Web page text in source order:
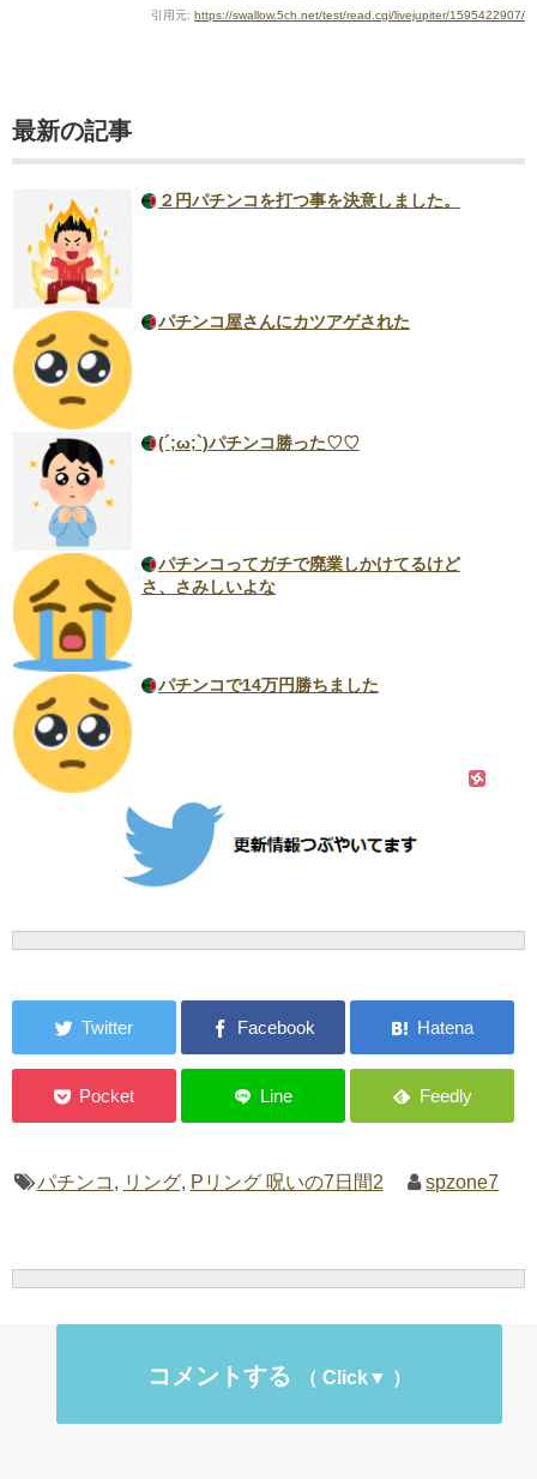
引用元: https://swallow.5ch.net/test/read.cgi/livejupiter/1595422907/
最新の記事
２円パチンコを打つ事を決意しました。
パチンコ屋さんにカツアゲされた
(´;ω;`)パチンコ勝った♡♡
パチンコってガチで廃業しかけてるけど
さ、さみしいよな
パチンコで14万円勝ちました
パチンコ , リング, Pリング 呪いの7日間2 spzone7
コメントする